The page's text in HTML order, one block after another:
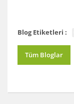
Blog Etiketleri :
Tüm Bloglar